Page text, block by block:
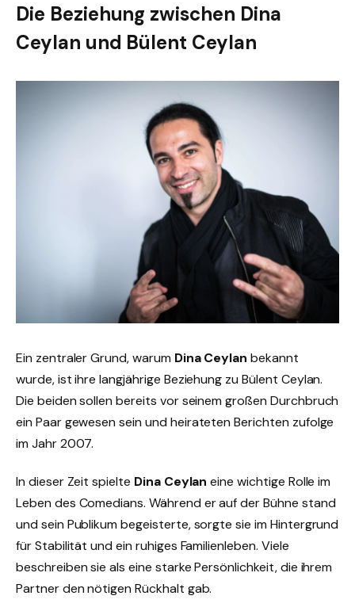
Die Beziehung zwischen Dina
Ceylan und Bülent Ceylan
Ein zentraler Grund, warum Dina Ceylan bekannt
wurde, ist ihre langjährige Beziehung zu Bülent Ceylan.
Die beiden sollen bereits vor seinem großen Durchbruch
ein Paar gewesen sein und heirateten Berichten zufolge
im Jahr 2007.
In dieser Zeit spielte Dina Ceylan eine wichtige Rolle im
Leben des Comedians. Während er auf der Bühne stand
und sein Publikum begeisterte, sorgte sie im Hintergrund
für Stabilität und ein ruhiges Familienleben. Viele
beschreiben sie als eine starke Persönlichkeit, die ihrem
Partner den nötigen Rückhalt gab.